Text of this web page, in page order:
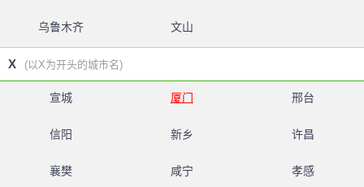
乌鲁木齐 文山
X (以X为开头的城市名)
宣城 厦门 邢台
信阳 新乡 许昌
襄樊 咸宁 孝感